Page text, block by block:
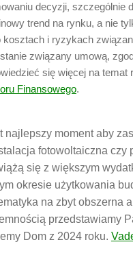
decyzji, szczególnie
trend na rynku, a nie
i ryzykach
związany umową,
się więcej na
Finansowego.
moment aby
fotowoltaiczna czy
się z większym
okresie użytkowania
na zbyt obszerna
przedstawiamy
Dom z 2024 roku.